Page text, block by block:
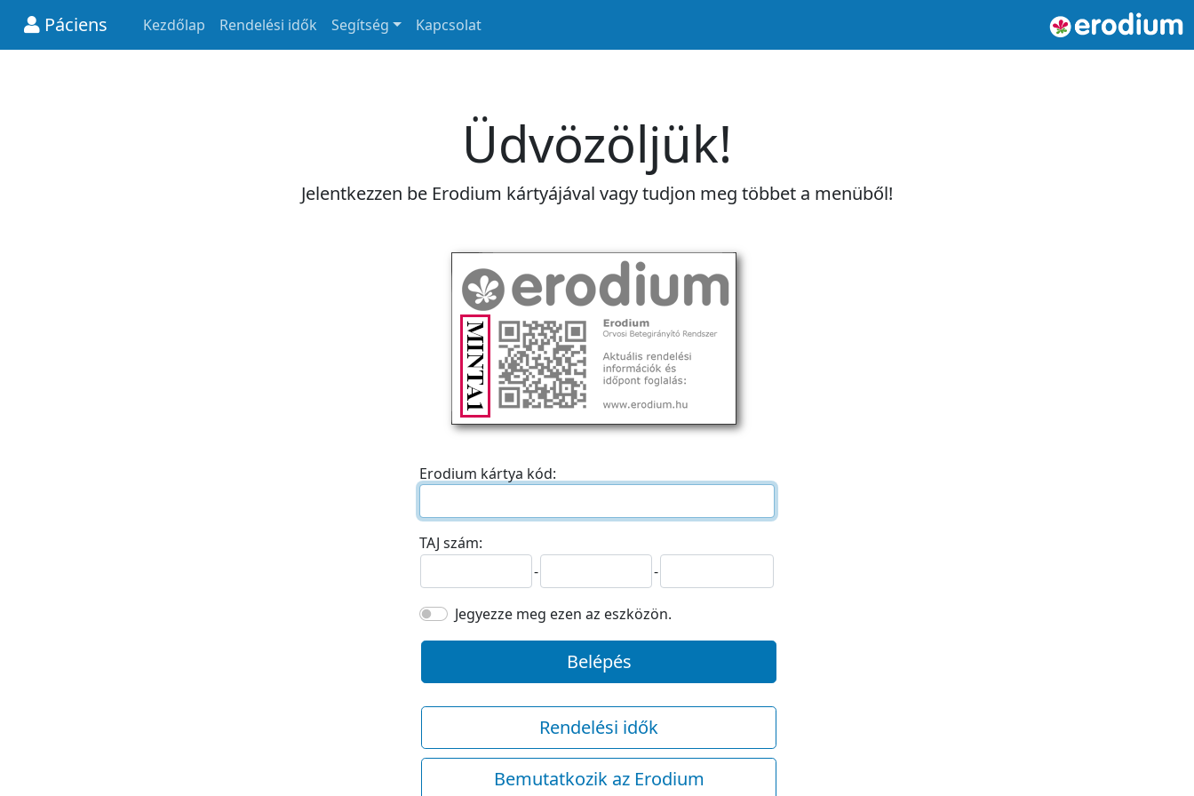
Páciens Kezdőlap Rendelési idők Segítség Kapcsolat
Üdvözöljük!
Jelentkezzen be Erodium kártyájával vagy tudjon meg többet a menüből!
Erodium kártya kód:
TAJ szám:
-
-
Jegyezze meg ezen az eszközön.
Belépés
Rendelési idők
Bemutatkozik az Erodium